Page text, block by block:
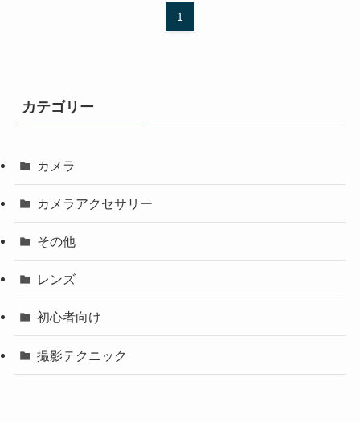
1
カテゴリー
カメラ
カメラアクセサリー
その他
レンズ
初心者向け
撮影テクニック